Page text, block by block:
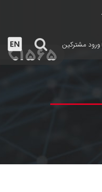
ورود مشترکین